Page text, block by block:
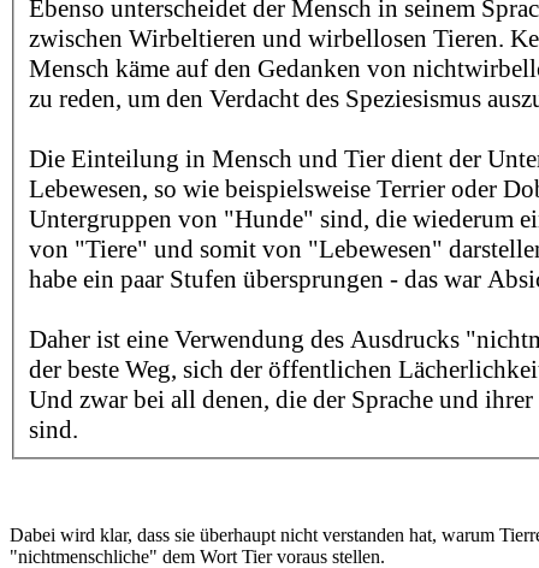
Ebenso unterscheidet der Mensch in seinem
zwischen Wirbeltieren und wirbellosen Tieren.
Mensch käme auf den Gedanken von
zu reden, um den Verdacht des Speziesismus
Die Einteilung in Mensch und Tier dient der
Lebewesen, so wie beispielsweise Terrier oder
Untergruppen von "Hunde" sind, die wiederum
von "Tiere" und somit von "Lebewesen"
habe ein paar Stufen übersprungen - das war
Daher ist eine Verwendung des Ausdrucks
der beste Weg, sich der öffentlichen
Und zwar bei all denen, die der Sprache und
sind.
Dabei wird klar, dass sie überhaupt nicht verstanden hat, warum
"nichtmenschliche" dem Wort Tier voraus stellen.